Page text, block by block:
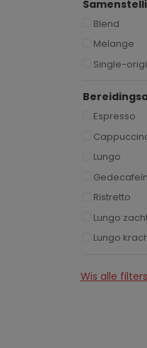
Blend
Melange
Single-
Espresso
Lungo
Ristretto
Lungo
Lungo
Wis alle filters